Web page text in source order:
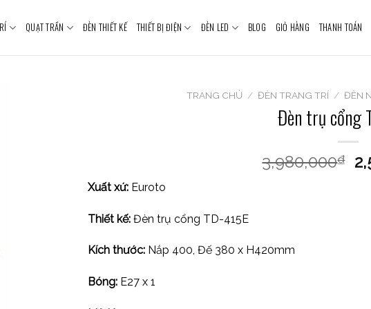
QUẠT TRẦN ĐÈN THIẾT KẾ THIẾT BỊ ĐIỆN ĐÈN LED BLOG GIỎ HÀNG THANH TOÁN
TRANG CHỦ / ĐÈN TRANG TRÍ / ĐÈN
Đèn trụ cổng
3,980,000₫
Xuất xứ: Euroto
Thiết kế: Đèn trụ cổng TD-415E
Kích thước: Nắp 400, Đế 380 x H420mm
Bóng: E27 x 1